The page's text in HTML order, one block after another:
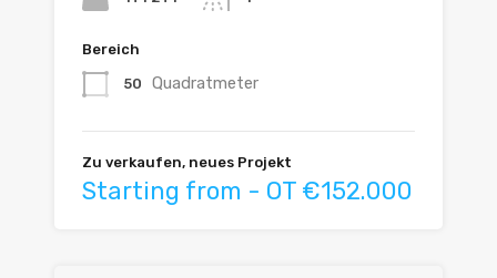
Bereich
50 Quadratmeter
Zu verkaufen, neues Projekt
Starting from - OT €152.000